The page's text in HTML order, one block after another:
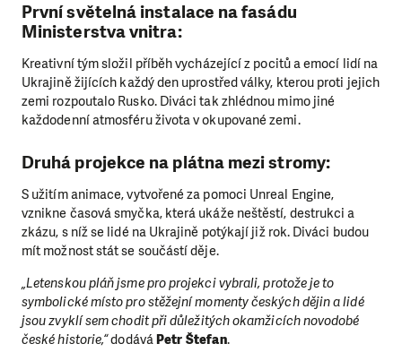
První světelná instalace na fasádu
Ministerstva vnitra:
Kreativní tým složil příběh vycházející z pocitů a emocí lidí na
Ukrajině žijících každý den uprostřed války, kterou proti jejich
zemi rozpoutalo Rusko. Diváci tak zhlédnou mimo jiné
každodenní atmosféru života v okupované zemi.
Druhá projekce na plátna mezi stromy:
S užitím animace, vytvořené za pomoci Unreal Engine,
vznikne časová smyčka, která ukáže neštěstí, destrukci a
zkázu, s níž se lidé na Ukrajině potýkají již rok. Diváci budou
mít možnost stát se součástí děje.
„Letenskou pláň jsme pro projekci vybrali, protože je to
symbolické místo pro stěžejní momenty českých dějin a lidé
jsou zvyklí sem chodit při důležitých okamžicích novodobé
české historie,“dodáváPetr Štefan.